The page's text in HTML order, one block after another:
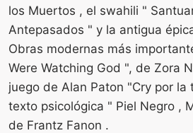
los Muertos , el swahili "
Antepasados ​​" y la antigua
Obras modernas más
Were Watching God ", de Zora
juego de Alan Paton "Cry por la
texto psicológica " Piel Negro ,
de Frantz Fanon .